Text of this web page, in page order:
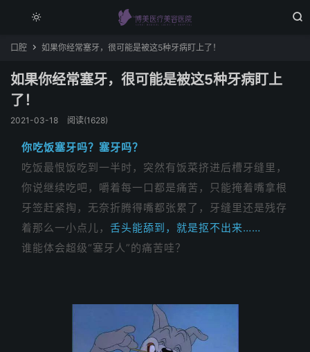


口腔  如果你经常塞牙，很可能是被这5种牙病盯上了！
如果你经常塞牙，很可能是被这5种牙病盯上
了！
2021-03-18 阅读(1628)
你吃饭塞牙吗？塞牙吗？
吃饭最恨饭吃到一半时， 突然有饭菜挤进后槽牙缝里，
你说继续吃吧，嚼着每一口都是痛苦，只能掩着嘴拿根
牙签赶紧掏，无奈折腾得嘴都张累了，牙缝里还是残存
着那么一小点儿， 舌头能舔到，就是抠不出来……
谁能体会超级“塞牙人”的痛苦哇？